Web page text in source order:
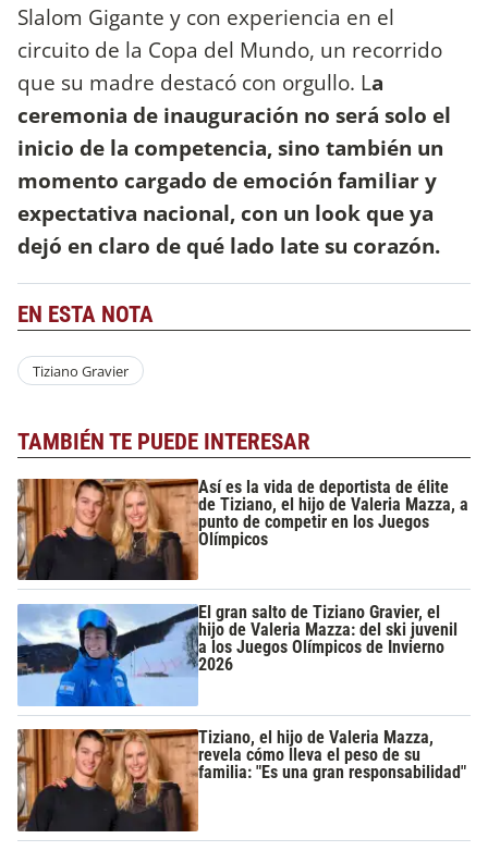
Slalom Gigante y con experiencia en el
circuito de la Copa del Mundo, un recorrido
que su madre destacó con orgullo. La
ceremonia de inauguración no será solo el
inicio de la competencia, sino también un
momento cargado de emoción familiar y
expectativa nacional, con un look que ya
dejó en claro de qué lado late su corazón.
EN ESTA NOTA
Tiziano Gravier
TAMBIÉN TE PUEDE INTERESAR
Así es la vida de deportista de élite
de Tiziano, el hijo de Valeria Mazza, a
punto de competir en los Juegos
Olímpicos
El gran salto de Tiziano Gravier, el
hijo de Valeria Mazza: del ski juvenil
a los Juegos Olímpicos de Invierno
2026
Tiziano, el hijo de Valeria Mazza,
revela cómo lleva el peso de su
familia: "Es una gran responsabilidad"